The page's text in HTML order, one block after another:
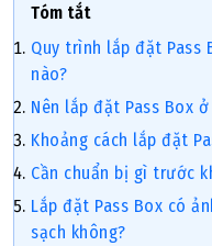
Tóm tắt
Quy trình lắp đặt Pass
nào?
Nên lắp đặt Pass Box
Khoảng cách lắp đặt
Cần chuẩn bị gì trước
Lắp đặt Pass Box có
sạch không?